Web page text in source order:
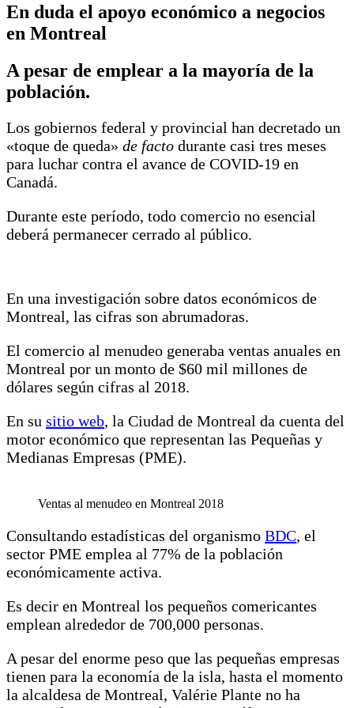
En duda el apoyo económico a negocios
en Montreal
A pesar de emplear a la mayoría de la
población.
Los gobiernos federal y provincial han decretado un
«toque de queda» de facto durante casi tres meses
para luchar contra el avance de COVID-19 en
Canadá.
Durante este período, todo comercio no esencial
deberá permanecer cerrado al público.
En una investigación sobre datos económicos de
Montreal, las cifras son abrumadoras.
El comercio al menudeo generaba ventas anuales en
Montreal por un monto de $60 mil millones de
dólares según cifras al 2018.
En su sitio web, la Ciudad de Montreal da cuenta del
motor económico que representan las Pequeñas y
Medianas Empresas (PME).
Ventas al menudeo en Montreal 2018
Consultando estadísticas del organismo BDC, el
sector PME emplea al 77% de la población
económicamente activa.
Es decir en Montreal los pequeños comericantes
emplean alrededor de 700,000 personas.
A pesar del enorme peso que las pequeñas empresas
tienen para la economía de la isla, hasta el momento
la alcaldesa de Montreal, Valérie Plante no ha